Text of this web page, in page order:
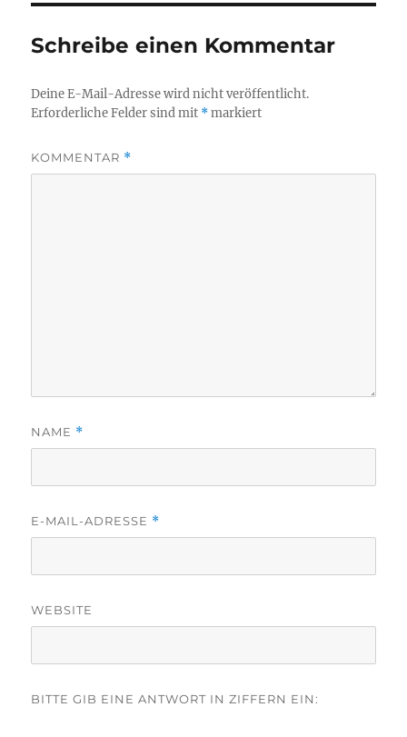
Schreibe einen Kommentar
Deine E-Mail-Adresse wird nicht veröffentlicht.
Erforderliche Felder sind mit *markiert
KOMMENTAR *
NAME *
E-MAIL-ADRESSE *
WEBSITE
BITTE GIB EINE ANTWORT IN ZIFFERN EIN: